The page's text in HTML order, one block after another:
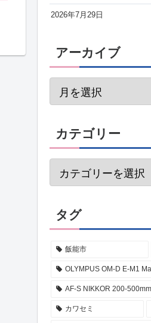
2026年7月29日
アーカイブ
カテゴリー
タグ
飯能市
OLYMPUS OM-D E-M1
AF-S NIKKOR 200-
カワセミ